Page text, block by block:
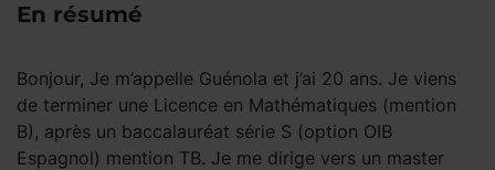
En résumé
Bonjour, Je m’appelle Guénola et j’ai 20 ans. Je viens
de terminer une Licence en Mathématiques (mention
B), après un baccalauréat série S (option OIB
Espagnol) mention TB. Je me dirige vers un master